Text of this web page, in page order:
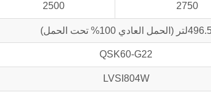
2750
2500
(الحمل العادي 100% تحت الحمل)
QSK60-G22
LVSI804W